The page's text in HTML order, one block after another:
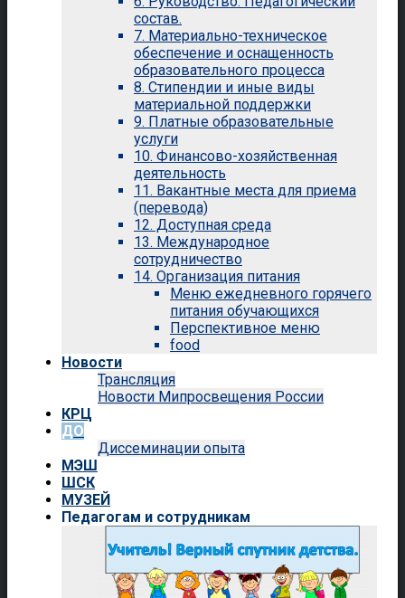
состав.
7. Материально-техническое
обеспечение и оснащенность
образовательного процесса
8. Стипендии и иные виды
материальной поддержки
9. Платные образовательные
услуги
10. Финансово-хозяйственная
деятельность
11. Вакантные места для приема
(перевода)
12. Доступная среда
13. Международное
сотрудничество
14. Организация питания
Меню ежедневного горячего
питания обучающихся
Перспективное меню
food
Новости
Трансляция
Новости Мипросвещения России
КРЦ
ДО
Диссеминации опыта
МЭШ
ШСК
МУЗЕЙ
Педагогам и сотрудникам